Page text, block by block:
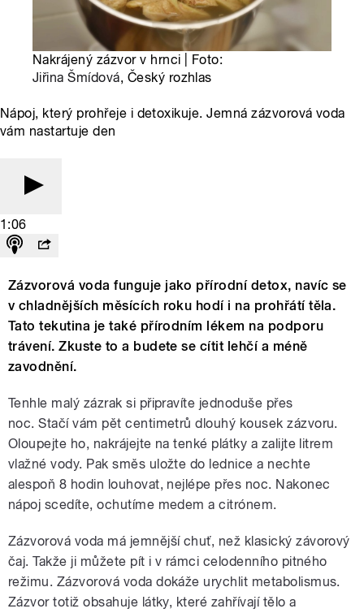
Nakrájený zázvor v hrnci | Foto:
Jiřina Šmídová, Český rozhlas
Nápoj, který prohřeje i detoxikuje. Jemná zázvorová voda
vám nastartuje den
1:06
Zázvorová voda funguje jako přírodní detox, navíc se
v chladnějších měsících roku hodí i na prohřátí těla.
Tato tekutina je také přírodním lékem na podporu
trávení. Zkuste to a budete se cítit lehčí a méně
zavodnění.
Tenhle malý zázrak si připravíte jednoduše přes
noc. Stačí vám pět centimetrů dlouhý kousek zázvoru.
Oloupejte ho, nakrájejte na tenké plátky a zalijte litrem
vlažné vody. Pak směs uložte do lednice a nechte
alespoň 8 hodin louhovat, nejlépe přes noc. Nakonec
nápoj scedíte, ochutíme medem a citrónem.
Zázvorová voda má jemnější chuť, než klasický závorový
čaj. Takže ji můžete pít i v rámci celodenního pitného
režimu. Zázvorová voda dokáže urychlit metabolismus.
Zázvor totiž obsahuje látky, které zahřívají tělo a